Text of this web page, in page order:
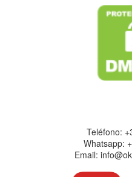
Teléfono:
Whatsapp:
Email: